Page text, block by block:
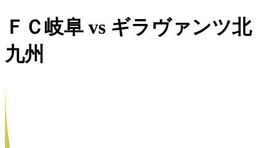
ＦＣ岐阜 vs ギラヴァンツ北
九州